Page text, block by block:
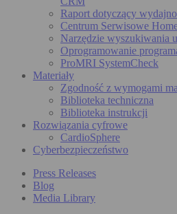
Raport dotyczący
Centrum Serwisowe
Narzędzie wyszukiwania
Oprogramowanie
ProMRI SystemCheck
Materiały
Zgodność z wymogami
Biblioteka techniczna
Biblioteka instrukcji
Rozwiązania cyfrowe
CardioSphere
Cyberbezpieczeństwo
Press Releases
Blog
Media Library